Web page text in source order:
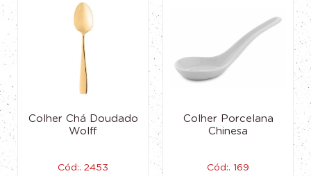
Colher Chá Doudado
Wolff
Cód:. 2453
Colher Porcelana
Chinesa
Cód:. 169